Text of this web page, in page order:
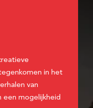
in het
van
een mogelijkheid